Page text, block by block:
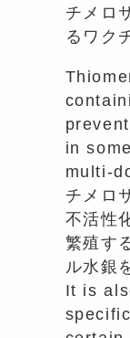
チメロ
るワク
in
multi-
チメロ
不活性
繁殖す
ル水銀
It is